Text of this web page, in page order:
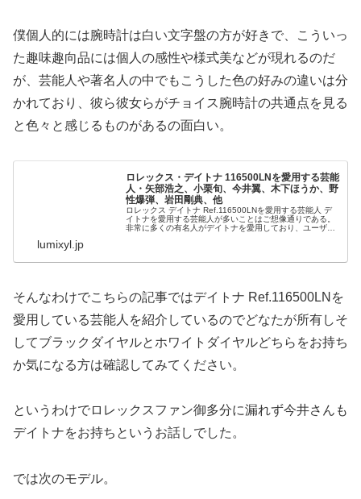
僕個人的には腕時計は白い文字盤の方が好きで、こういっ
た趣味趣向品には個人の感性や様式美などが現れるのだ
が、芸能人や著名人の中でもこうした色の好みの違いは分
かれており、彼ら彼女らがチョイス腕時計の共通点を見る
と色々と感じるものがあるの面白い。
ロレックス・デイトナ 116500LNを愛用する芸能
人・矢部浩之、小栗旬、今井翼、木下ほうか、野
性爆弾、岩田剛典、他
ロレックス デイトナ Ref.116500LNを愛用する芸能人 デ
イトナを愛用する芸能人が多いことはご想像通りである。
非常に多くの有名人がデイトナを愛用しており、ユーザー
lumixyl.jp
そんなわけでこちらの記事ではデイトナ Ref.116500LNを
愛用している芸能人を紹介しているのでどなたが所有しそ
してブラックダイヤルとホワイトダイヤルどちらをお持ち
か気になる方は確認してみてください。
というわけでロレックスファン御多分に漏れず今井さんも
デイトナをお持ちというお話しでした。
では次のモデル。